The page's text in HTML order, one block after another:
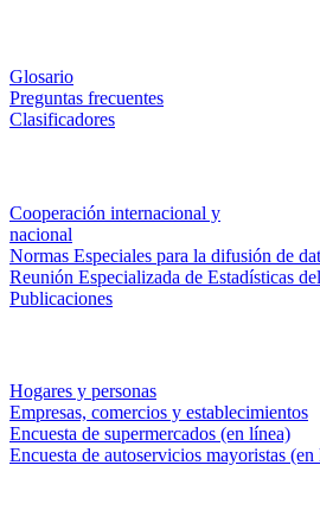
Glosario
Preguntas frecuentes
Clasificadores
Cooperación internacional y
nacional
Normas Especiales para la difusión de
Reunión Especializada de Estadísticas
Publicaciones
Hogares y personas
Empresas, comercios y establecimientos
Encuesta de supermercados (en línea)
Encuesta de autoservicios mayoristas (en